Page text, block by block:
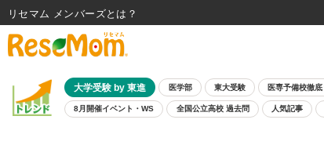
大学受験 by 東進 医学部 東大受験 医専予備校徹
8月開催イベント・WS 全国公立高校 過去問 人気記事
リセマム メンバーズ